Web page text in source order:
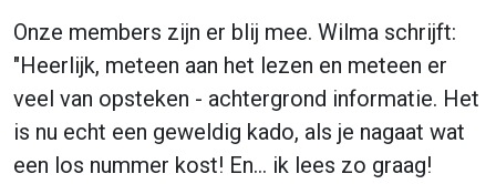
Onze members zijn er blij mee. Wilma schrijft:
"Heerlijk, meteen aan het lezen en meteen er
veel van opsteken - achtergrond informatie. Het
is nu echt een geweldig kado, als je nagaat wat
een los nummer kost! En... ik lees zo graag!